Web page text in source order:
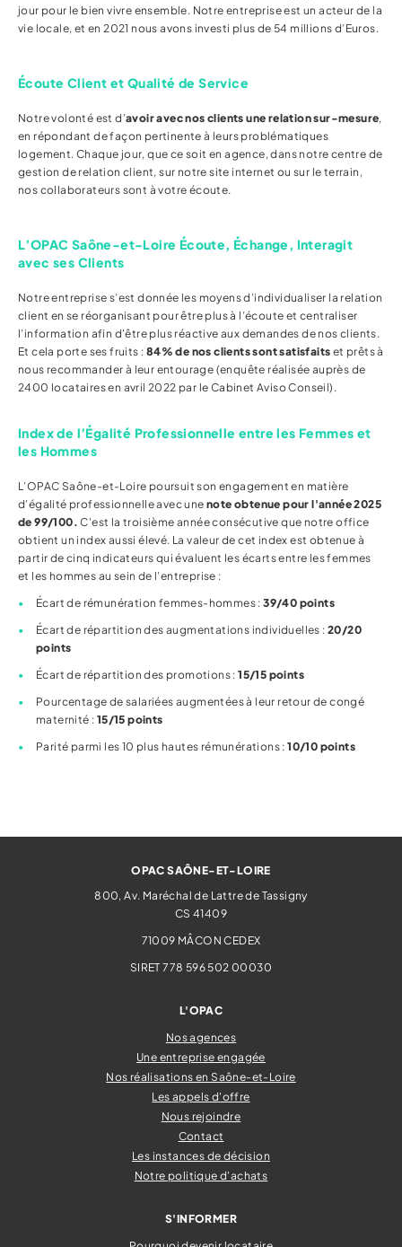
jour pour le bien vivre ensemble. Notre entreprise est un acteur de la
vie locale, et en 2021 nous avons investi plus de 54 millions d’Euros.
Écoute Client et Qualité de Service
Notre volonté est d’avoir avec nos clients une relation sur-mesure,
en répondant de façon pertinente à leurs problématiques
logement. Chaque jour, que ce soit en agence, dans notre centre de
gestion de relation client, sur notre site internet ou sur le terrain,
nos collaborateurs sont à votre écoute.
L’OPAC Saône-et-Loire Écoute, Échange, Interagit
avec ses Clients
Notre entreprise s’est donnée les moyens d’individualiser la relation
client en se réorganisant pour être plus à l’écoute et centraliser
l’information afin d'être plus réactive aux demandes de nos clients.
Et cela porte ses fruits : 84% de nos clients sont satisfaits et prêts à
nous recommander à leur entourage (enquête réalisée auprès de
2400 locataires en avril 2022 par le Cabinet Aviso Conseil).
Index de l’Égalité Professionnelle entre les Femmes et
les Hommes
L’OPAC Saône-et-Loire poursuit son engagement en matière
d’égalité professionnelle avec une note obtenue pour l'année 2025
de 99/100. C'est la troisième année consécutive que notre office
obtient un index aussi élevé. La valeur de cet index est obtenue à
partir de cinq indicateurs qui évaluent les écarts entre les femmes
et les hommes au sein de l’entreprise :
Écart de rémunération femmes-hommes :39/40 points
Écart de répartition des augmentations individuelles : 20/20
points
Écart de répartition des promotions :15/15 points
Pourcentage de salariées augmentées à leur retour de congé
maternité : 15/15 points
Parité parmi les 10 plus hautes rémunérations :10/10 points
OPAC SAÔNE-ET-LOIRE
800, Av. Maréchal de Lattre de Tassigny
CS 41409
71009 MÂCON CEDEX
SIRET 778 596 502 00030
L'OPAC
Nos agences
Une entreprise engagée
Nos réalisations en Saône-et-Loire
Les appels d'offre
Nous rejoindre
Contact
Les instances de décision
Notre politique d'achats
S'INFORMER